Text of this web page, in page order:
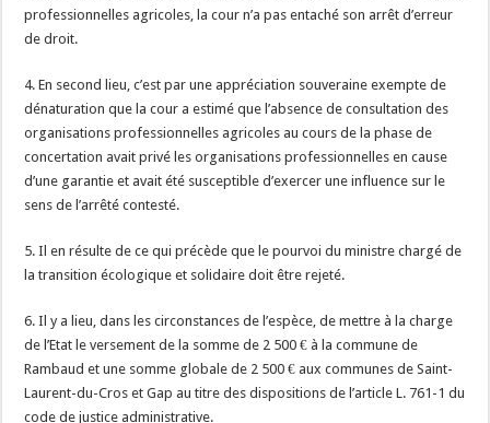
professionnelles agricoles, la cour n’a pas entaché son arrêt d’erreur
de droit.
4. En second lieu, c’est par une appréciation souveraine exempte de
dénaturation que la cour a estimé que l’absence de consultation des
organisations professionnelles agricoles au cours de la phase de
concertation avait privé les organisations professionnelles en cause
d’une garantie et avait été susceptible d’exercer une influence sur le
sens de l’arrêté contesté.
5. Il en résulte de ce qui précède que le pourvoi du ministre chargé de
la transition écologique et solidaire doit être rejeté.
6. Il y a lieu, dans les circonstances de l’espèce, de mettre à la charge
de l’Etat le versement de la somme de 2 500 € à la commune de
Rambaud et une somme globale de 2 500 € aux communes de Saint-
Laurent-du-Cros et Gap au titre des dispositions de l’article L. 761-1 du
code de justice administrative.